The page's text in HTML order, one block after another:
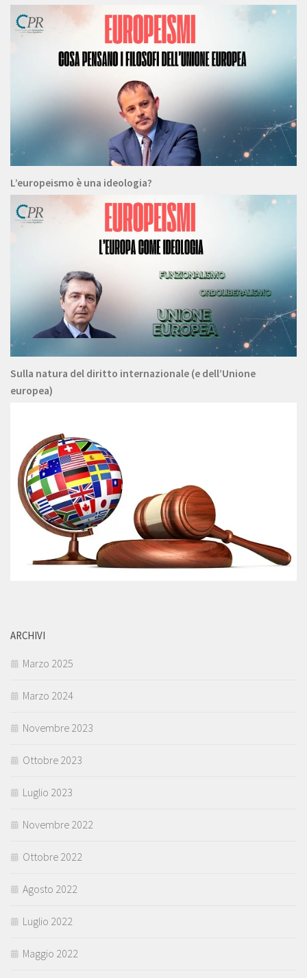
L’europeismo è una ideologia?
Sulla natura del diritto internazionale (e dell’Unione
europea)
ARCHIVI
Marzo 2025
Marzo 2024
Novembre 2023
Ottobre 2023
Luglio 2023
Novembre 2022
Ottobre 2022
Agosto 2022
Luglio 2022
Maggio 2022